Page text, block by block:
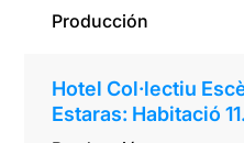
Producción
Hotel Col·lectiu
Estaras: Habitació